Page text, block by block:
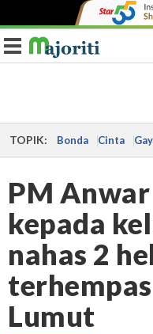
Toggle navigation
TOPIK: Bonda Cinta
PM
kepada
nahas 2
Lumut